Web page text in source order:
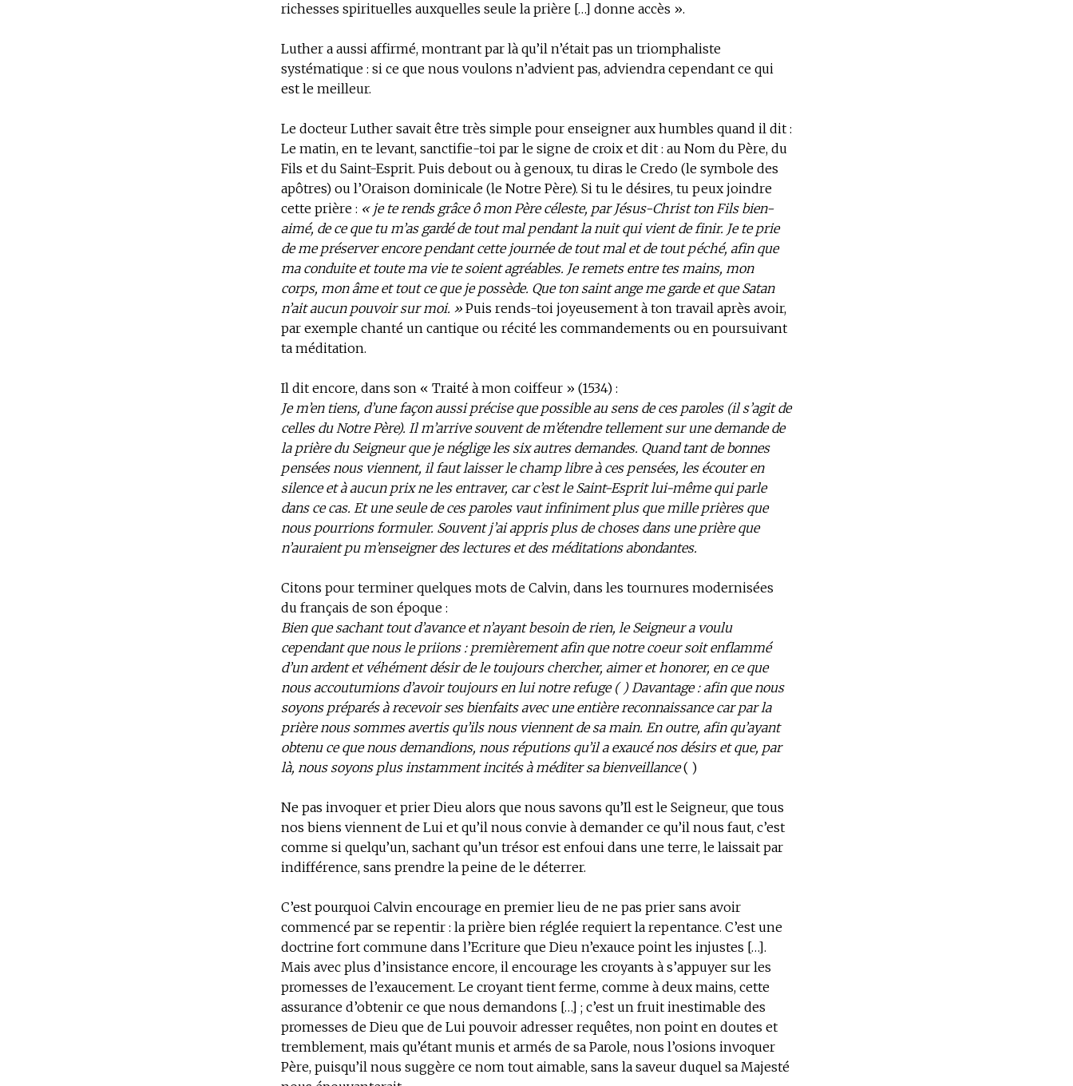
richesses spirituelles auxquelles seule la prière […] donne accès ».
Luther a aussi affirmé, montrant par là qu’il n’était pas un triomphaliste
systématique : si ce que nous voulons n’advient pas, adviendra cependant ce qui
est le meilleur.
Le docteur Luther savait être très simple pour enseigner aux humbles quand il dit :
Le matin, en te levant, sanctifie-toi par le signe de croix et dit : au Nom du Père, du
Fils et du Saint-Esprit. Puis debout ou à genoux, tu diras le Credo (le symbole des
apôtres) ou l’Oraison dominicale (le Notre Père). Si tu le désires, tu peux joindre
cette prière : « je te rends grâce ô mon Père céleste, par Jésus-Christ ton Fils bien-
aimé, de ce que tu m’as gardé de tout mal pendant la nuit qui vient de finir. Je te prie
de me préserver encore pendant cette journée de tout mal et de tout péché, afin que
ma conduite et toute ma vie te soient agréables. Je remets entre tes mains, mon
corps, mon âme et tout ce que je possède. Que ton saint ange me garde et que Satan
n’ait aucun pouvoir sur moi. » Puis rends-toi joyeusement à ton travail après avoir,
par exemple chanté un cantique ou récité les commandements ou en poursuivant
ta méditation.
Il dit encore, dans son « Traité à mon coiffeur » (1534) :
Je m’en tiens, d’une façon aussi précise que possible au sens de ces paroles (il s’agit de
celles du Notre Père). Il m’arrive souvent de m’étendre tellement sur une demande de
la prière du Seigneur que je néglige les six autres demandes. Quand tant de bonnes
pensées nous viennent, il faut laisser le champ libre à ces pensées, les écouter en
silence et à aucun prix ne les entraver, car c’est le Saint-Esprit lui-même qui parle
dans ce cas. Et une seule de ces paroles vaut infiniment plus que mille prières que
nous pourrions formuler. Souvent j’ai appris plus de choses dans une prière que
n’auraient pu m’enseigner des lectures et des méditations abondantes.
Citons pour terminer quelques mots de Calvin, dans les tournures modernisées
du français de son époque :
Bien que sachant tout d’avance et n’ayant besoin de rien, le Seigneur a voulu
cependant que nous le priions : premièrement afin que notre coeur soit enflammé
d’un ardent et véhément désir de le toujours chercher, aimer et honorer, en ce que
nous accoutumions d’avoir toujours en lui notre refuge ( ) Davantage : afin que nous
soyons préparés à recevoir ses bienfaits avec une entière reconnaissance car par la
prière nous sommes avertis qu’ils nous viennent de sa main. En outre, afin qu’ayant
obtenu ce que nous demandions, nous réputions qu’il a exaucé nos désirs et que, par
là, nous soyons plus instamment incités à méditer sa bienveillance( )
Ne pas invoquer et prier Dieu alors que nous savons qu’Il est le Seigneur, que tous
nos biens viennent de Lui et qu’il nous convie à demander ce qu’il nous faut, c’est
comme si quelqu’un, sachant qu’un trésor est enfoui dans une terre, le laissait par
indifférence, sans prendre la peine de le déterrer.
C’est pourquoi Calvin encourage en premier lieu de ne pas prier sans avoir
commencé par se repentir : la prière bien réglée requiert la repentance. C’est une
doctrine fort commune dans l’Ecriture que Dieu n’exauce point les injustes […].
Mais avec plus d’insistance encore, il encourage les croyants à s’appuyer sur les
promesses de l’exaucement. Le croyant tient ferme, comme à deux mains, cette
assurance d’obtenir ce que nous demandons […] ; c’est un fruit inestimable des
promesses de Dieu que de Lui pouvoir adresser requêtes, non point en doutes et
tremblement, mais qu’étant munis et armés de sa Parole, nous l’osions invoquer
Père, puisqu’il nous suggère ce nom tout aimable, sans la saveur duquel sa Majesté